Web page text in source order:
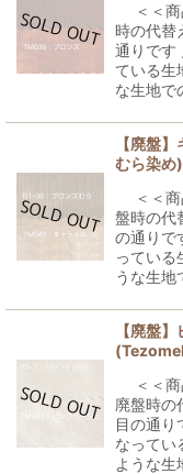
＜＜商
時の代替
通りです
ている生
な生地で
【廃盤
むら染め)
＜＜商
盤時の代
の通りで
っている
うな生
【廃盤
＜＜商
廃盤時の
目の通り
なってい
ような